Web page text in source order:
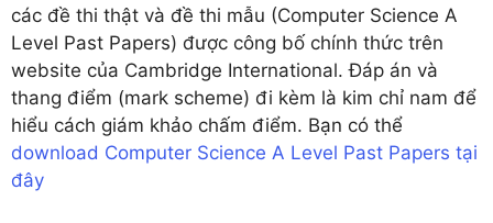
các đề thi thật và đề thi mẫu (Computer Science A
Level Past Papers) được công bố chính thức trên
website của Cambridge International. Đáp án và
thang điểm (mark scheme) đi kèm là kim chỉ nam để
hiểu cách giám khảo chấm điểm. Bạn có thể
download Computer Science A Level Past Papers tại
đây